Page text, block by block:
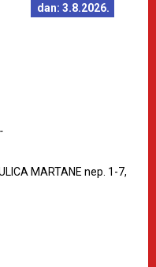
dan: 3.8.2026.
MARTANE nep. 1-7,